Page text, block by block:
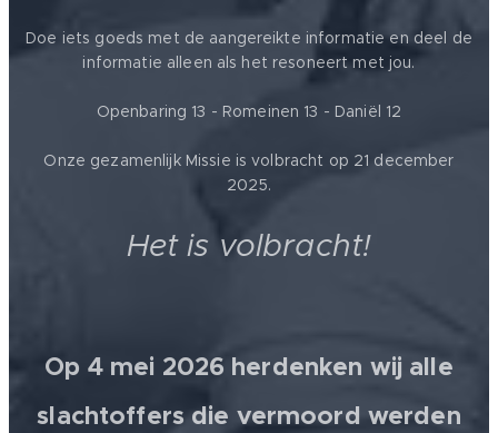
Doe iets goeds met de aangereikte informatie en deel de
informatie alleen als het resoneert met jou.
Openbaring 13 - Romeinen 13 - Daniël 12
Onze gezamenlijk Missie is volbracht op 21 december
2025.
Het is volbracht!
Op 4 mei 2026 herdenken wij alle
slachtoffers die vermoord werden